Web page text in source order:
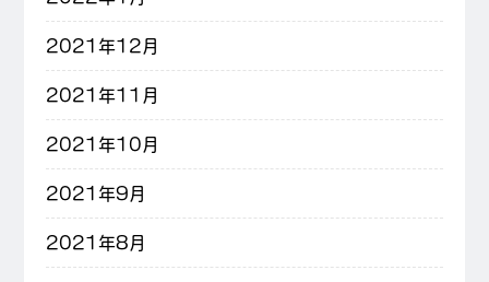
2021年12月
2021年11月
2021年10月
2021年9月
2021年8月